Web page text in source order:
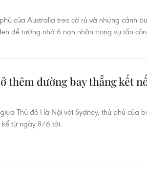
của Australia treo cờ rủ và những cánh
để tưởng nhớ 6 nạn nhân trong vụ tấn
thêm đường bay thẳng kết
Thủ đô Hà Nội với Sydney, thủ phủ của
kể từ ngày 8/6 tới.